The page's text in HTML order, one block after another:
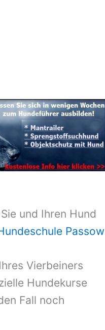
und Ihren Hund
Passow
Vierbeiners
Hundekurse
Fall noch